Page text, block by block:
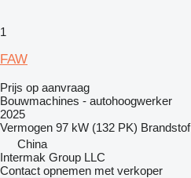
1
FAW
Prijs op aanvraag
Bouwmachines - autohoogwerker
2025
Vermogen 97 kW (132 PK) Brandstof
China
Intermak Group LLC
Contact opnemen met verkoper